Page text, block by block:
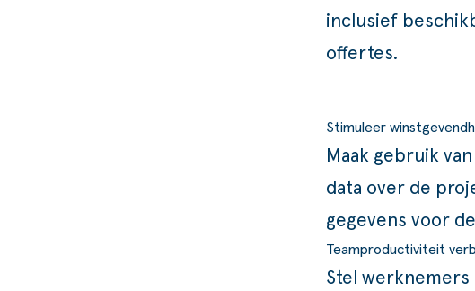
inclusief
offertes.
Stimuleer
Maak gebruik
data over de
gegevens voor
Teamproductiviteit
Stel